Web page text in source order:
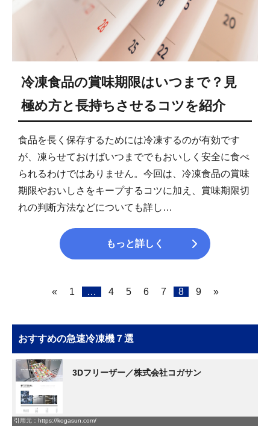
冷凍食品の賞味期限はいつまで？見
極め方と長持ちさせるコツを紹介
食品を長く保存するためには冷凍するのが有効です
が、凍らせておけばいつまででもおいしく安全に食べ
られるわけではありません。今回は、冷凍食品の賞味
期限やおいしさをキープするコツに加え、賞味期限切
れの判断方法などについても詳し…
もっと詳しく
« 1 … 4 5 6 7 8 9 »
おすすめの急速冷凍機７選
3Dフリーザー／株式会社コガサン
引用元：https://kogasun.com/